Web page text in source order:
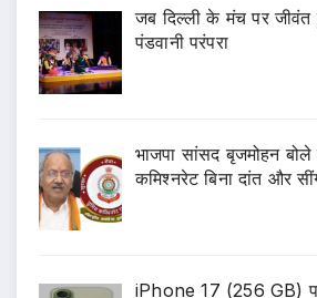
जब दिल्ली के मंच पर जीवंत
पंडवानी परंपरा
भाजपा सांसद बृजमोहन बोले
कमिश्नरेट बिना दांत और
iPhone 17 (256 GB)